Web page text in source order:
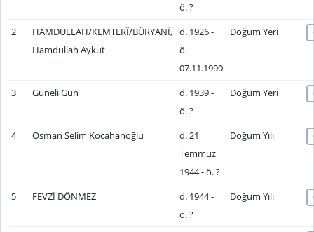
ö. ?
2
HAMDULLAH/KEMTERÎ/BÜRYANÎ,
Hamdullah Aykut
d. 1926 -
ö.
07.11.1990
Doğum Yeri
3 Güneli Gün
d. 1939 -
ö. ?
Doğum Yeri
4 Osman Selim Kocahanoğlu
d. 21
Temmuz
1944 - ö. ?
Doğum Yılı
5 FEVZİ DÖNMEZ
d. 1944 -
ö. ?
Doğum Yılı